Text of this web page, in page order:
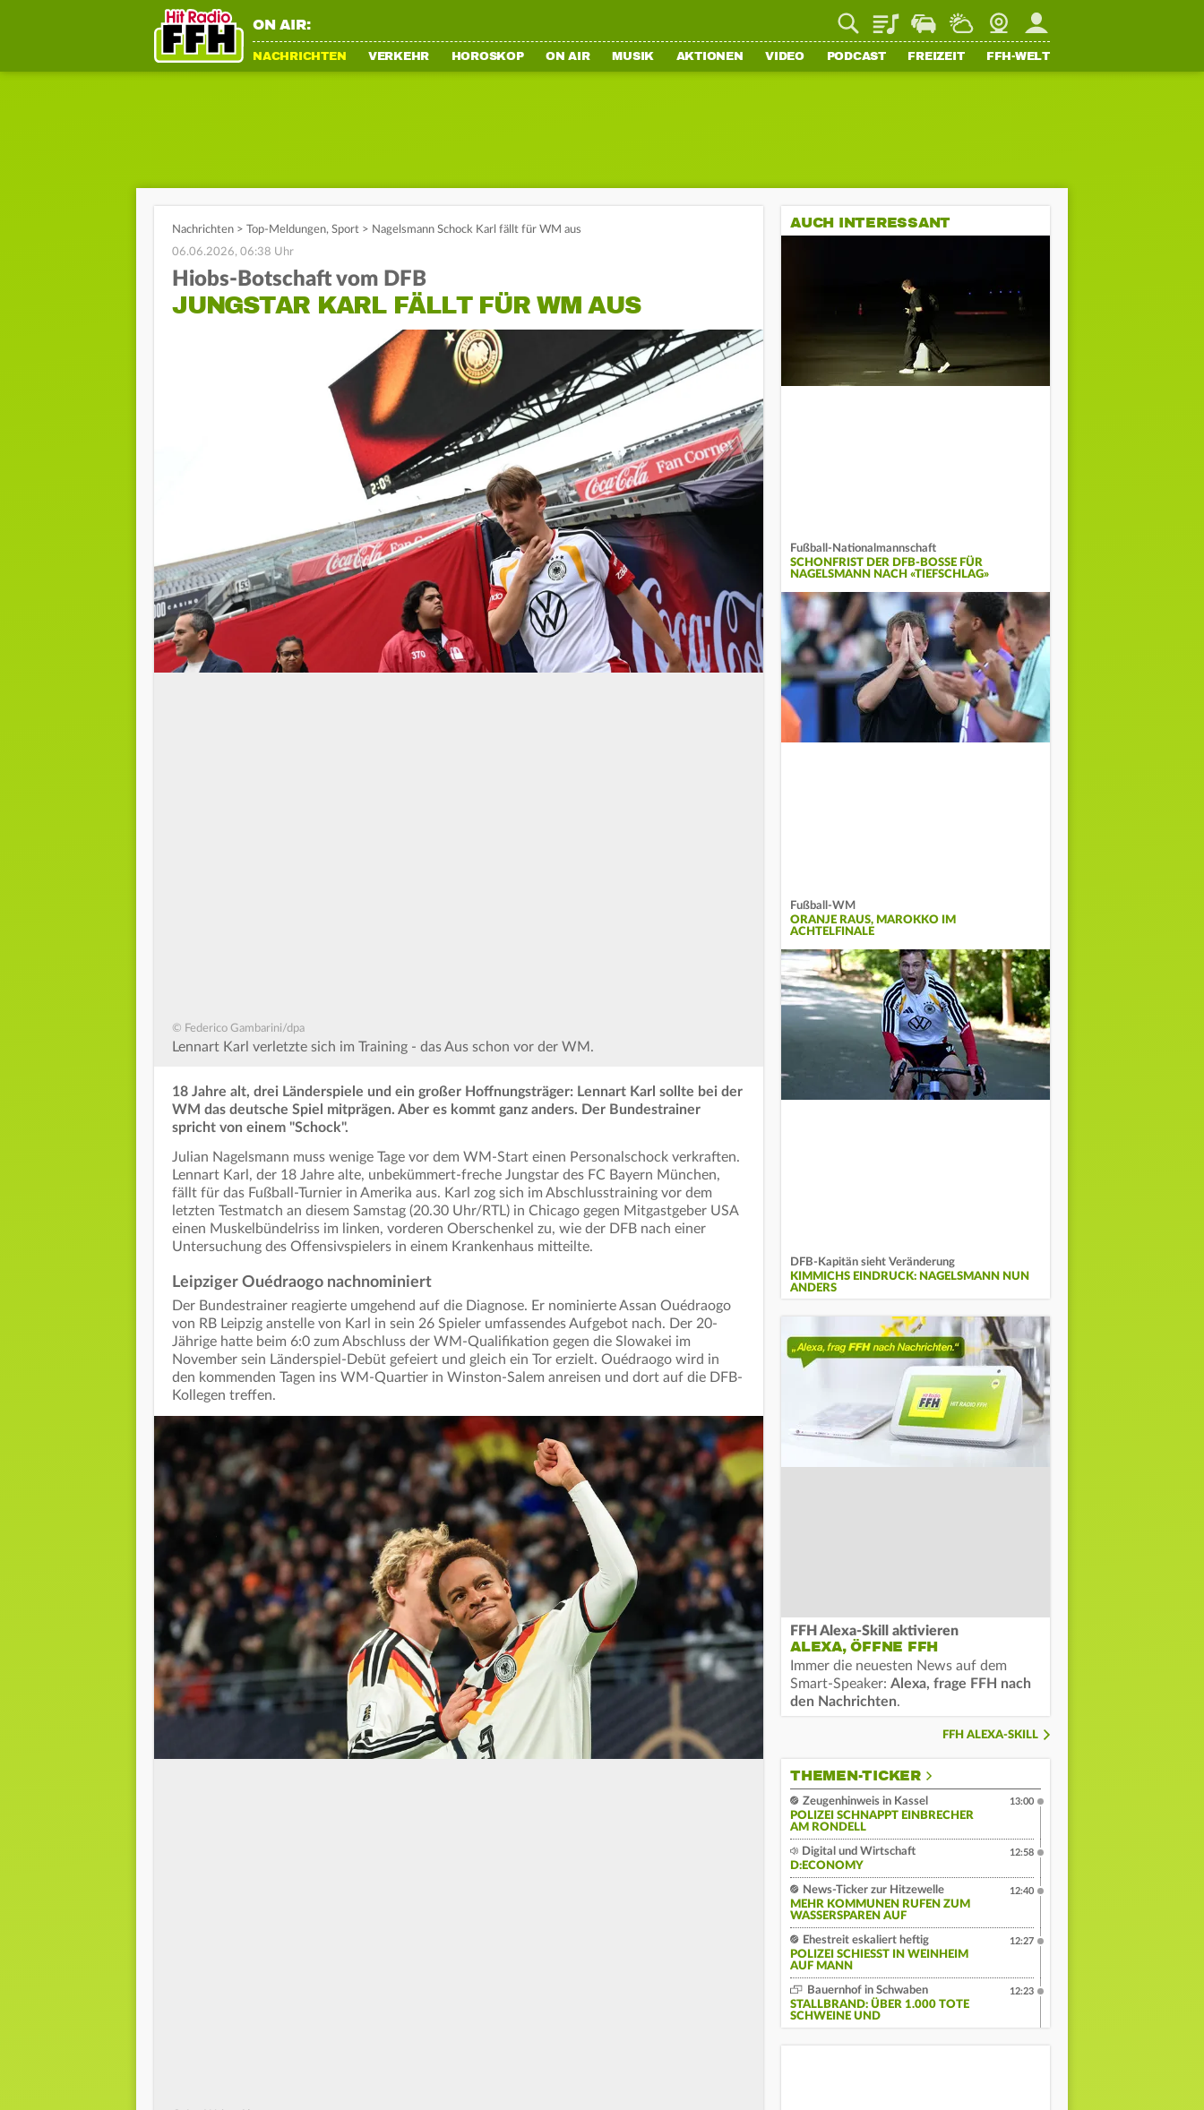
ON AIR: PlaylistStaupilotWetterWebcamMein FFH
NACHRICHTEN VERKEHR HOROSKOP ON AIR MUSIK AKTIONEN VIDEO PODCAST FREIZEIT FFH-WELT
Nachrichten > Top-Meldungen, Sport > Nagelsmann Schock Karl fällt für WM aus
06.06.2026, 06:38 Uhr
Hiobs-Botschaft vom DFB
JUNGSTAR KARL FÄLLT FÜR WM AUS
© Federico Gambarini/dpa
Lennart Karl verletzte sich im Training - das Aus schon vor der WM.
18 Jahre alt, drei Länderspiele und ein großer Hoffnungsträger: Lennart Karl sollte bei der
WM das deutsche Spiel mitprägen. Aber es kommt ganz anders. Der Bundestrainer
spricht von einem "Schock".
Julian Nagelsmann muss wenige Tage vor dem WM-Start einen Personalschock verkraften.
Lennart Karl, der 18 Jahre alte, unbekümmert-freche Jungstar des FC Bayern München,
fällt für das Fußball-Turnier in Amerika aus. Karl zog sich im Abschlusstraining vor dem
letzten Testmatch an diesem Samstag (20.30 Uhr/RTL) in Chicago gegen Mitgastgeber USA
einen Muskelbündelriss im linken, vorderen Oberschenkel zu, wie der DFB nach einer
Untersuchung des Offensivspielers in einem Krankenhaus mitteilte.
Leipziger Ouédraogo nachnominiert
Der Bundestrainer reagierte umgehend auf die Diagnose. Er nominierte Assan Ouédraogo
von RB Leipzig anstelle von Karl in sein 26 Spieler umfassendes Aufgebot nach. Der 20-
Jährige hatte beim 6:0 zum Abschluss der WM-Qualifikation gegen die Slowakei im
November sein Länderspiel-Debüt gefeiert und gleich ein Tor erzielt. Ouédraogo wird in
den kommenden Tagen ins WM-Quartier in Winston-Salem anreisen und dort auf die DFB-
Kollegen treffen.
AUCH INTERESSANT
Fußball-Nationalmannschaft
SCHONFRIST DER DFB-BOSSE FÜR
NAGELSMANN NACH «TIEFSCHLAG»
Fußball-WM
ORANJE RAUS, MAROKKO IM
ACHTELFINALE
DFB-Kapitän sieht Veränderung
KIMMICHS EINDRUCK: NAGELSMANN NUN
ANDERS
FFH Alexa-Skill aktivieren
ALEXA, ÖFFNE FFH
Immer die neuesten News auf dem
Smart-Speaker: Alexa, frage FFH nach
den Nachrichten.
FFH ALEXA-SKILL
THEMEN-TICKER
Zeugenhinweis in Kassel
POLIZEI SCHNAPPT EINBRECHER
AM RONDELL
13:00
Digital und Wirtschaft
D:ECONOMY
12:58
News-Ticker zur Hitzewelle
MEHR KOMMUNEN RUFEN ZUM
WASSERSPAREN AUF
12:40
Ehestreit eskaliert heftig
POLIZEI SCHIESST IN WEINHEIM A
UF MANN
12:27
Bauernhof in Schwaben
STALLBRAND: ÜBER 1.000 TOTE
SCHWEINE UND
12:23